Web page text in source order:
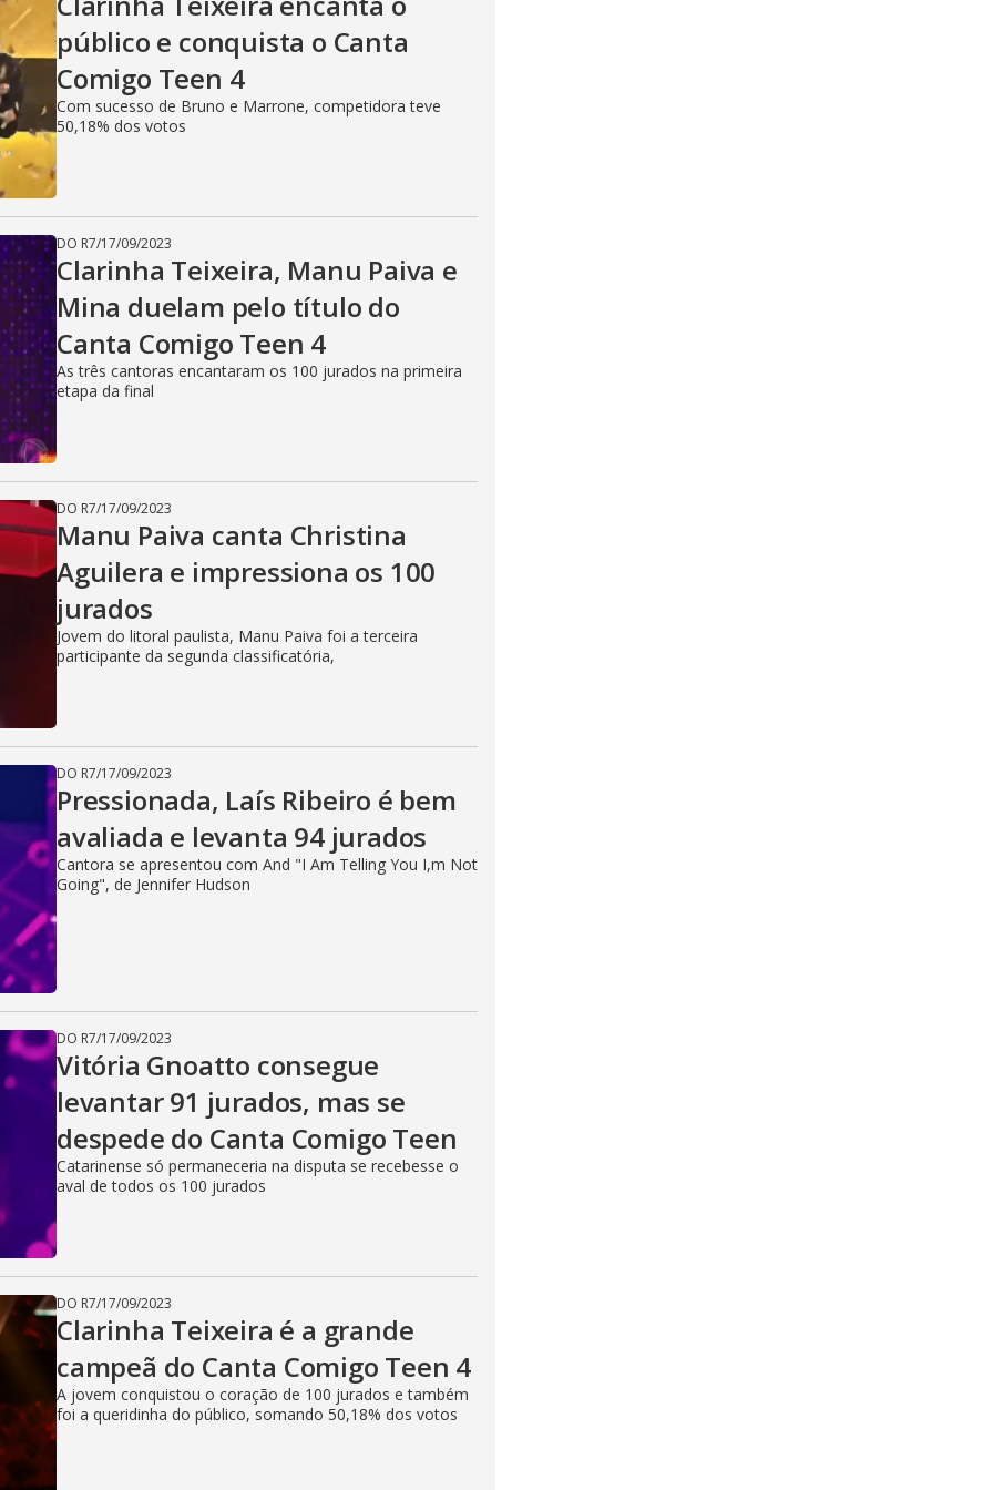
público e conquista o Canta
Comigo Teen 4
Com sucesso de Bruno e Marrone, competidora teve
50,18% dos votos
DO R7/17/09/2023
Clarinha Teixeira, Manu Paiva e
Mina duelam pelo título do
Canta Comigo Teen 4
As três cantoras encantaram os 100 jurados na primeira
etapa da final
DO R7/17/09/2023
Manu Paiva canta Christina
Aguilera e impressiona os 100
jurados
Jovem do litoral paulista, Manu Paiva foi a terceira
participante da segunda classificatória,
DO R7/17/09/2023
Pressionada, Laís Ribeiro é bem
avaliada e levanta 94 jurados
Cantora se apresentou com And "I Am Telling You I,m Not
Going", de Jennifer Hudson
DO R7/17/09/2023
Vitória Gnoatto consegue
levantar 91 jurados, mas se
despede do Canta Comigo Teen
Catarinense só permaneceria na disputa se recebesse o
aval de todos os 100 jurados
DO R7/17/09/2023
Clarinha Teixeira é a grande
campeã do Canta Comigo Teen 4
A jovem conquistou o coração de 100 jurados e também
foi a queridinha do público, somando 50,18% dos votos